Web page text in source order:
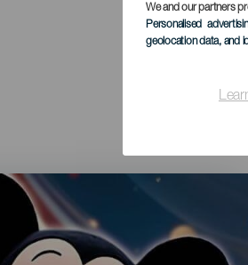
We and our partners
Personalised
geolocation data, and